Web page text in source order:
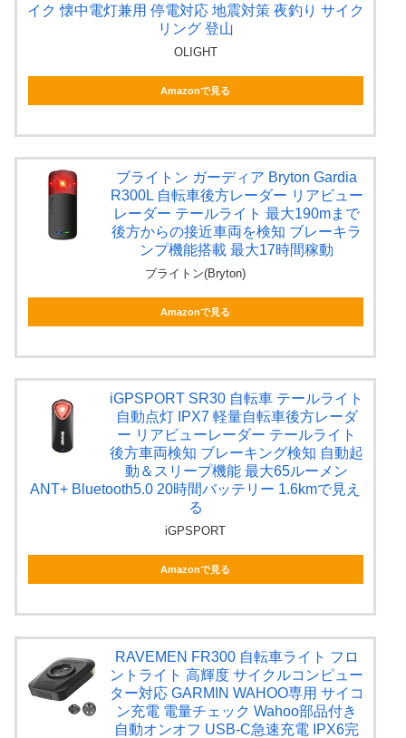
イク 懐中電灯兼用 停電対応 地震対策 夜釣り サイク
リング 登山
OLIGHT
Amazonで見る
ブライトン ガーディア Bryton Gardia
R300L 自転車後方レーダー リアビュー
レーダー テールライト 最大190mまで
後方からの接近車両を検知 ブレーキラ
ンプ機能搭載 最大17時間稼動
ブライトン(Bryton)
Amazonで見る
iGPSPORT SR30 自転車 テールライト
自動点灯 IPX7 軽量自転車後方レーダ
ー リアビューレーダー テールライト
後方車両検知 ブレーキング検知 自動起
動＆スリープ機能 最大65ルーメン
ANT+ Bluetooth5.0 20時間バッテリー 1.6kmで見え
る
iGPSPORT
Amazonで見る
RAVEMEN FR300 自転車ライト フロ
ントライト 高輝度 サイクルコンピュー
ター対応 GARMIN WAHOO専用 サイコ
ン充電 電量チェック Wahoo部品付き
自動オンオフ USB-C急速充電 IPX6完